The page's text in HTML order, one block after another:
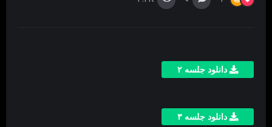
دانلود جلسه ۲
دانلود جلسه ۳